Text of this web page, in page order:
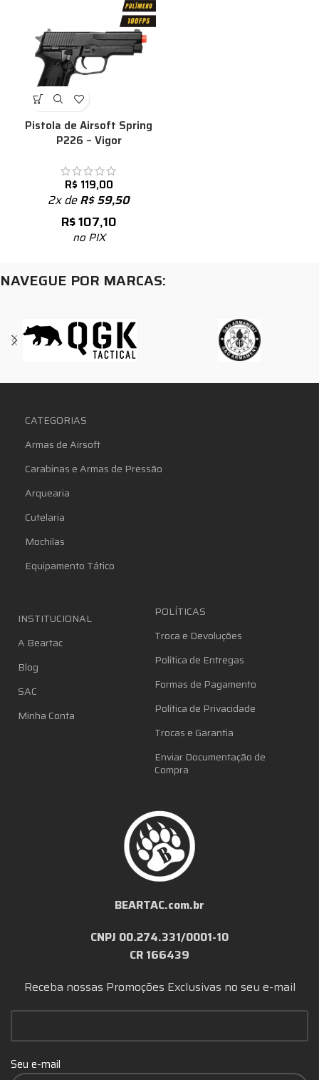
Pistola de Airsoft Spring
P226 – Vigor
R$ 119,00
2x deR$59,50
R$107,10
no PIX
NAVEGUE POR MARCAS:
CATEGORIAS
Armas de Airsoft
Carabinas e Armas de Pressão
Arquearia
Cutelaria
Mochilas
Equipamento Tático
INSTITUCIONAL
A Beartac
Blog
SAC
Minha Conta
POLÍTICAS
Troca e Devoluções
Política de Entregas
Formas de Pagamento
Política de Privacidade
Trocas e Garantia
Enviar Documentação de
Compra
BEARTAC.com.br
CNPJ 00.274.331/0001-10
CR 166439
Receba nossas Promoções Exclusivas no seu e-mail
Seu e-mail